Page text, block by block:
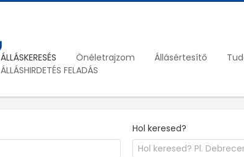
ÁLLÁSKERESÉS Önéletrajzom Állásértesítő
ÁLLÁSHIRDETÉS FELADÁS
Hol keresed?